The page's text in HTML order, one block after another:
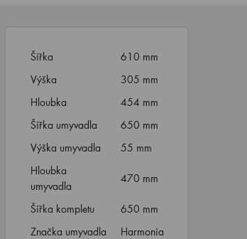
Šířka
610 mm
Výška
305 mm
Hloubka
454 mm
Šířka umyvadla
650 mm
Výška umyvadla
55 mm
Hloubka
umyvadla
470 mm
Šířka kompletu
650 mm
Značka umyvadla
Harmonia